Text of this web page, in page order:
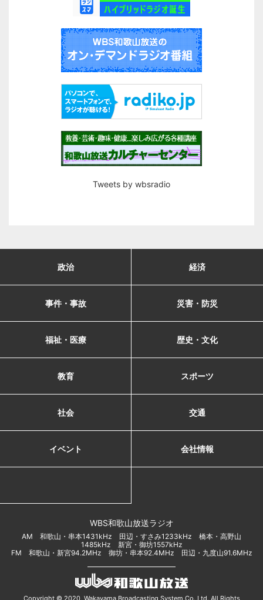
Tweets by wbsradio
政治 経済
事件・事故 災害・防災
福祉・医療 歴史・文化
教育 スポーツ
社会 交通
イベント 会社情報
WBS和歌山放送ラジオ
AM 和歌山・串本1431kHz 田辺・すさみ1233kHz 橋本・高野山
1485kHz 新宮・御坊1557kHz
FM 和歌山・新宮94.2MHz 御坊・串本92.4MHz 田辺・九度山91.6MHz
Copyright © 2020, Wakayama Broadcasting System Co.,Ltd. All Rights